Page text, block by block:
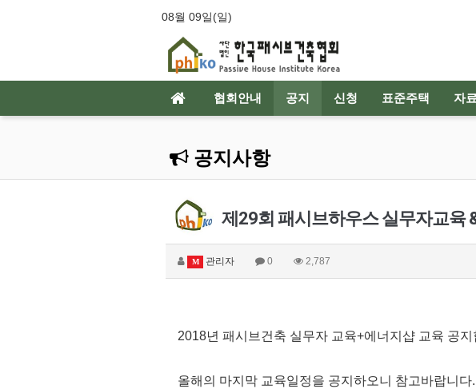
08월 09일(일)
협회안내 공지 신청 표준주택 자
공지사항
제29회 패시브하우스 실무자교육
M 관리자 0 2,787
2018년 패시브건축 실무자 교육+에너지샵 교육 공지
올해의 마지막 교육일정을 공지하오니 참고바랍니다.